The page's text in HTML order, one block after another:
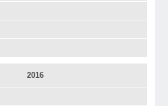
2016